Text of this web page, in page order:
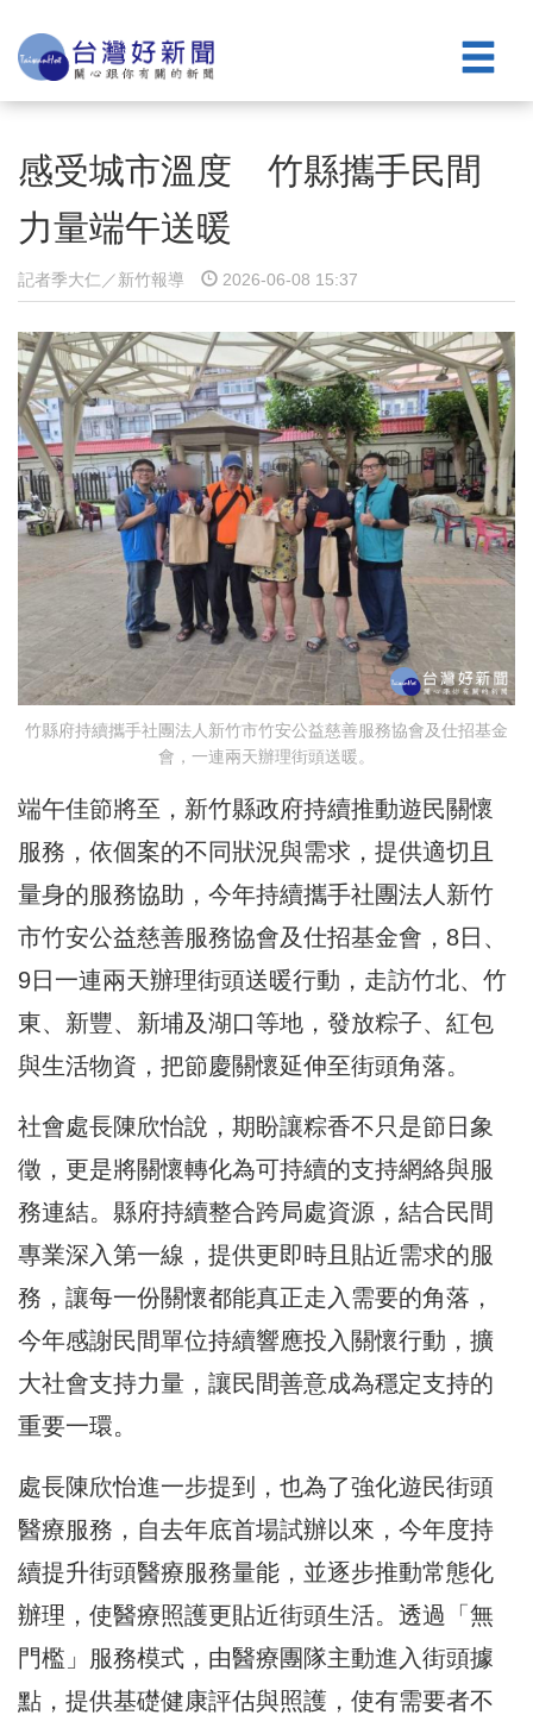
感受城市溫度 竹縣攜手民間
力量端午送暖
記者季大仁／新竹報導 2026-06-08 15:37
竹縣府持續攜手社團法人新竹市竹安公益慈善服務協會及仕招基金
會，一連兩天辦理街頭送暖。
端午佳節將至，新竹縣政府持續推動遊民關懷
服務，依個案的不同狀況與需求，提供適切且
量身的服務協助，今年持續攜手社團法人新竹
市竹安公益慈善服務協會及仕招基金會，8日、
9日一連兩天辦理街頭送暖行動，走訪竹北、竹
東、新豐、新埔及湖口等地，發放粽子、紅包
與生活物資，把節慶關懷延伸至街頭角落。
社會處長陳欣怡說，期盼讓粽香不只是節日象
徵，更是將關懷轉化為可持續的支持網絡與服
務連結。縣府持續整合跨局處資源，結合民間
專業深入第一線，提供更即時且貼近需求的服
務，讓每一份關懷都能真正走入需要的角落，
今年感謝民間單位持續響應投入關懷行動，擴
大社會支持力量，讓民間善意成為穩定支持的
重要一環。
處長陳欣怡進一步提到，也為了強化遊民街頭
醫療服務，自去年底首場試辦以來，今年度持
續提升街頭醫療服務量能，並逐步推動常態化
辦理，使醫療照護更貼近街頭生活。透過「無
門檻」服務模式，由醫療團隊主動進入街頭據
點，提供基礎健康評估與照護，使有需要者不